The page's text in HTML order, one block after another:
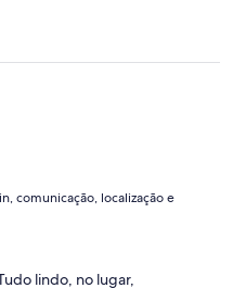
muito confortáveis, lareira
para velas e todos os
encantador. A comunicação
e prática, ela foi sempre
elogios e
comunicação, localização e
lindo, no lugar,